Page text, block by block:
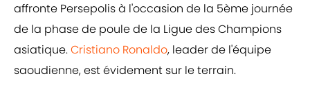
affronte Persepolis à l'occasion de la 5ème journée
de la phase de poule de la Ligue des Champions
asiatique.Cristiano Ronaldo, leader de l'équipe
saoudienne, est évidement sur le terrain.